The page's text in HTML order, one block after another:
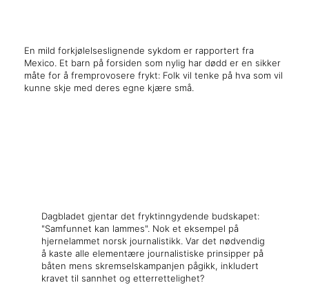
En mild forkjølelseslignende sykdom er rapportert fra
Mexico. Et barn på forsiden som nylig har dødd er en sikker
måte for å fremprovosere frykt: Folk vil tenke på hva som vil
kunne skje med deres egne kjære små.
Dagbladet gjentar det fryktinngydende budskapet:
"Samfunnet kan lammes". Nok et eksempel på
hjernelammet norsk journalistikk. Var det nødvendig
å kaste alle elementære journalistiske prinsipper på
båten mens skremselskampanjen pågikk, inkludert
kravet til sannhet og etterrettelighet?